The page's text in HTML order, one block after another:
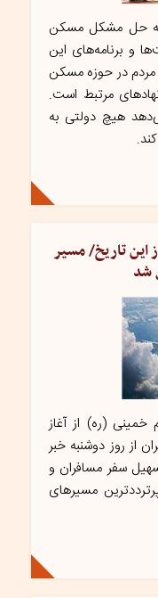
حل مشکل مسکن
و برنامه‌های این
مردم در حوزه مسکن
مرتبط است.
هیچ دولتی به
این تاریخ/ مسیر
شد
خمینی (ره) از آغاز
از روز دوشنبه خبر
سفر مسافران و
مسیر‌های